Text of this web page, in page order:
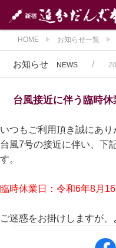
HOME お知らせ一覧
お知らせ NEWS /
台風接近に伴う臨時
いつもご利用頂き誠にあり
台風7号の接近に伴い、下
す。
臨時休業日：令和6年8月
ご迷惑をお掛けしますが、